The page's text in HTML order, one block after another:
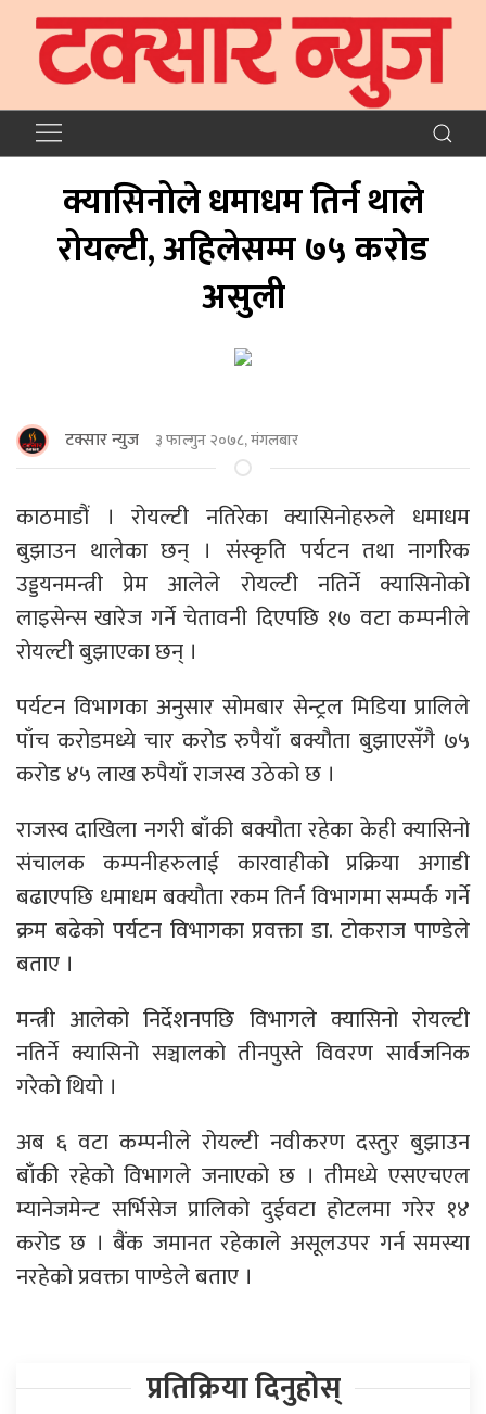
क्यासिनोले धमाधम तिर्न थाले
रोयल्टी, अहिलेसम्म ७५ करोड
असुली
टक्सार न्युज ३ फाल्गुन २०७८, मंगलबार
काठमाडौं । रोयल्टी नतिरेका क्यासिनोहरुले धमाधम
बुझाउन थालेका छन् । संस्कृति पर्यटन तथा नागरिक
उड्डयनमन्त्री प्रेम आलेले रोयल्टी नतिर्ने क्यासिनोको
लाइसेन्स खारेज गर्ने चेतावनी दिएपछि १७ वटा कम्पनीले
रोयल्टी बुझाएका छन् ।
पर्यटन विभागका अनुसार सोमबार सेन्ट्रल मिडिया प्रालिले
पाँच करोडमध्ये चार करोड रुपैयाँ बक्यौता बुझाएसँगै ७५
करोड ४५ लाख रुपैयाँ राजस्व उठेको छ ।
राजस्व दाखिला नगरी बाँकी बक्यौता रहेका केही क्यासिनो
संचालक कम्पनीहरुलाई कारवाहीको प्रक्रिया अगाडी
बढाएपछि धमाधम बक्यौता रकम तिर्न विभागमा सम्पर्क गर्ने
क्रम बढेको पर्यटन विभागका प्रवक्ता डा. टोकराज पाण्डेले
बताए ।
मन्त्री आलेको निर्देशनपछि विभागले क्यासिनो रोयल्टी
नतिर्ने क्यासिनो सञ्चालको तीनपुस्ते विवरण सार्वजनिक
गरेको थियो ।
अब ६ वटा कम्पनीले रोयल्टी नवीकरण दस्तुर बुझाउन
बाँकी रहेको विभागले जनाएको छ । तीमध्ये एसएचएल
म्यानेजमेन्ट सर्भिसेज प्रालिको दुईवटा होटलमा गरेर १४
करोड छ । बैंक जमानत रहेकाले असूलउपर गर्न समस्या
नरहेको प्रवक्ता पाण्डेले बताए ।
प्रतिक्रिया दिनुहोस्